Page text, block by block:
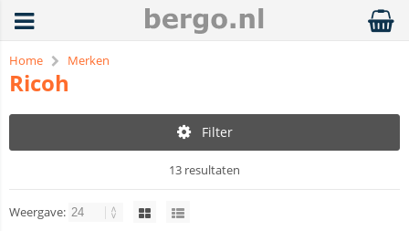
Home Merken
Ricoh
Filter
13 resultaten
Weergave: